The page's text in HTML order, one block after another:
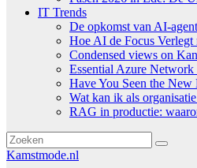
IT Trends
De opkomst van AI-
Hoe AI de Focus Verlegt
Condensed views on
Essential Azure
Have You Seen the
Wat kan ik als
RAG in productie:
Kamstmode.nl